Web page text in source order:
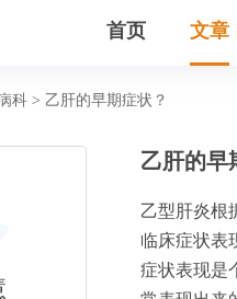
首页 文章
科 > 乙肝的早期症状？
乙肝的早
乙型肝炎根
临床症状表
症状表现是